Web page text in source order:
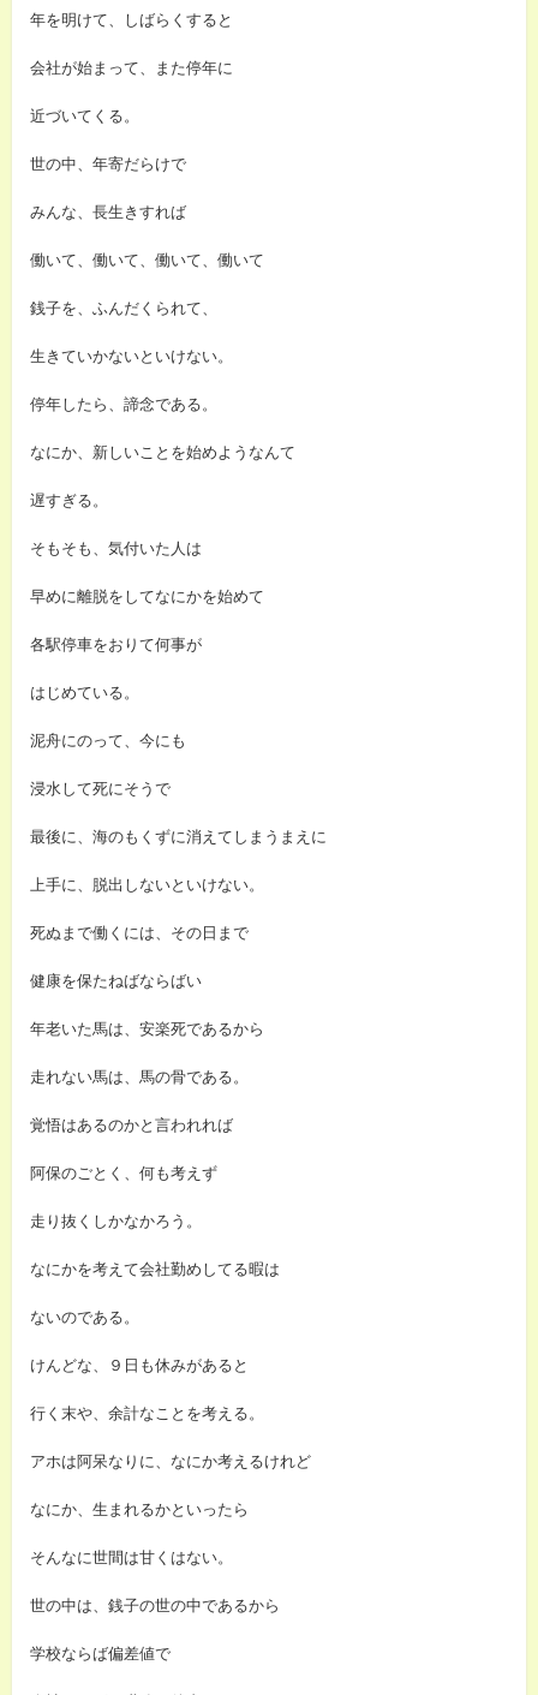
年を明けて、しばらくすると
会社が始まって、また停年に
近づいてくる。
世の中、年寄だらけで
みんな、長生きすれば
働いて、働いて、働いて、働いて
銭子を、ふんだくられて、
生きていかないといけない。
停年したら、諦念である。
なにか、新しいことを始めようなんて
遅すぎる。
そもそも、気付いた人は
早めに離脱をしてなにかを始めて
各駅停車をおりて何事が
はじめている。
泥舟にのって、今にも
浸水して死にそうで
最後に、海のもくずに消えてしまうまえに
上手に、脱出しないといけない。
死ぬまで働くには、その日まで
健康を保たねばならばい
年老いた馬は、安楽死であるから
走れない馬は、馬の骨である。
覚悟はあるのかと言われれば
阿保のごとく、何も考えず
走り抜くしかなかろう。
なにかを考えて会社勤めしてる暇は
ないのである。
けんどな、９日も休みがあると
行く末や、余計なことを考える。
アホは阿呆なりに、なにか考えるけれど
なにか、生まれるかといったら
そんなに世間は甘くはない。
世の中は、銭子の世の中であるから
学校ならば偏差値で